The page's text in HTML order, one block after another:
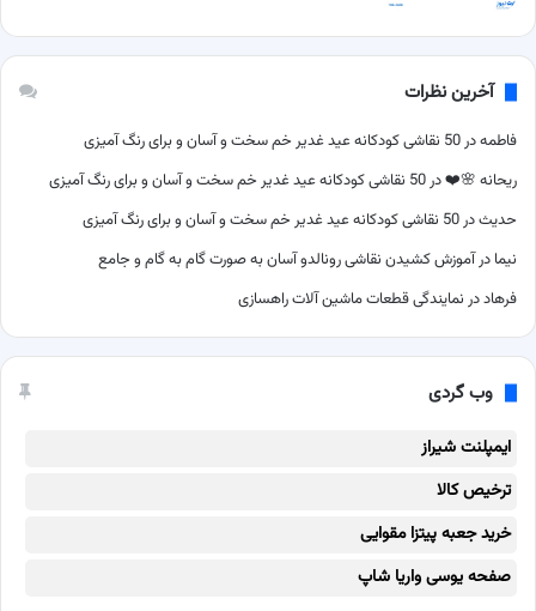
آخرین نظرات
فاطمهدر 50 نقاشی کودکانه عید غدیر خم سخت و آسان و برای رنگ آمیزی
ریحانه 🌸❤️در 50 نقاشی کودکانه عید غدیر خم سخت و آسان و برای رنگ آمیزی
حدیثدر 50 نقاشی کودکانه عید غدیر خم سخت و آسان و برای رنگ آمیزی
نیما درآموزش کشیدن نقاشی رونالدو آسان به صورت گام به گام و جامع
فرهاددر نمایندگی قطعات ماشین آلات راهسازی
وب گردی
ایمپلنت شیراز
ترخیص کالا
خرید جعبه پیتزا مقوایی
صفحه یوسی واریا شاپ